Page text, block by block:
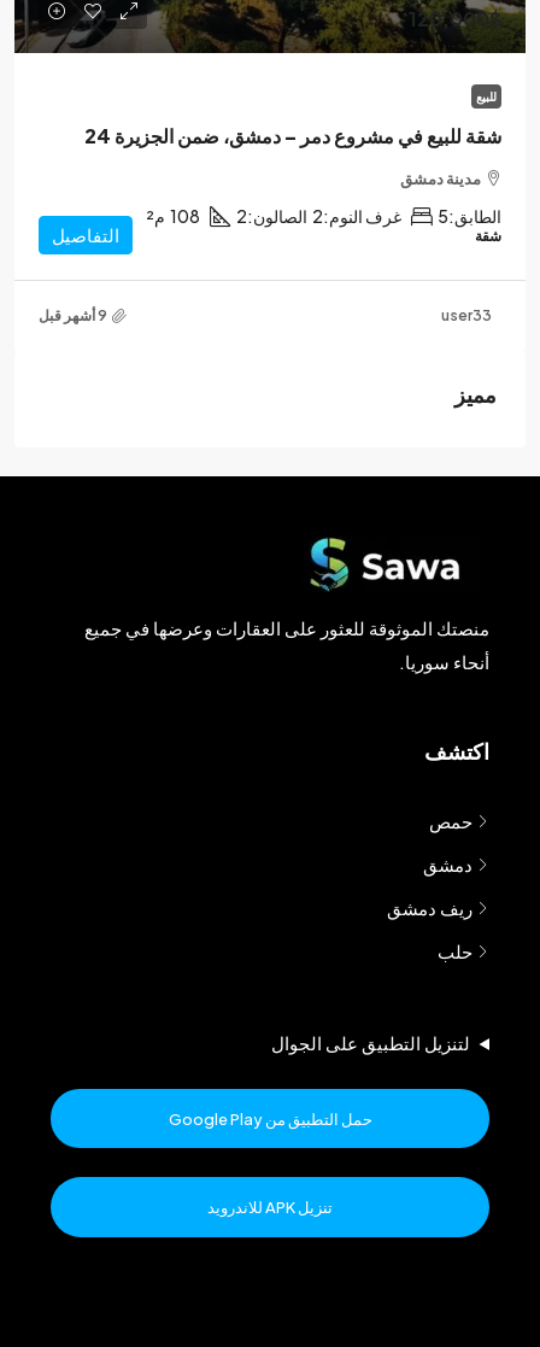
120,000$
للبيع
شقة للبيع في مشروع دمر – دمشق، ضمن الجزيرة 24
مدينة دمشق
الطابق:5 غرف النوم:2 الصالون:2
108 م²
شقة التفاصيل
user33
مميز
منصتك الموثوقة للعثور على العقارات وعرضها في جميع
أنحاء سوريا.
اكتشف
حمص
دمشق
ريف دمشق
حلب
لتنزيل التطبيق على الجوال
حمل التطبيق من Google Play
تنزيل APK للاندرويد